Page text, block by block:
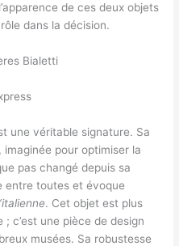
de ces deux objets
dans la décision.
Bialetti
une véritable signature. Sa
pour optimiser la
pas changé depuis sa
entre toutes et évoque
. Cet objet est plus
; c’est une pièce de design
musées. Sa robustesse